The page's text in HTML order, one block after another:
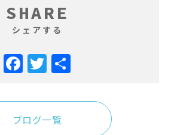
SHARE
シェアする
Facebook
Twitter
ブログ一覧